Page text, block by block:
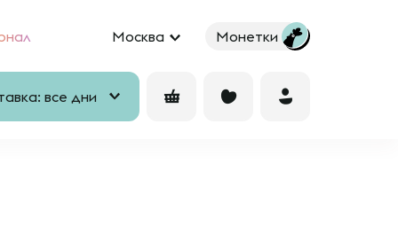
Москва Монетки
все дни